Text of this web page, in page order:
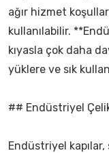
ağır hizmet
kullanılabilir.
kıyasla çok daha
yüklere ve sık
## Endüstriyel
Endüstriyel